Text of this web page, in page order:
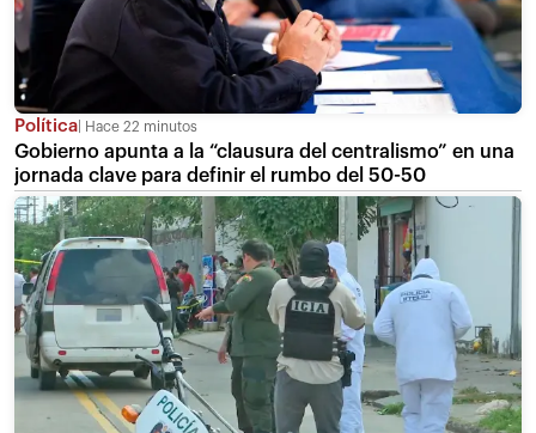
Política Hace 22 minutos
Gobierno apunta a la “clausura del centralismo” en una
jornada clave para definir el rumbo del 50-50